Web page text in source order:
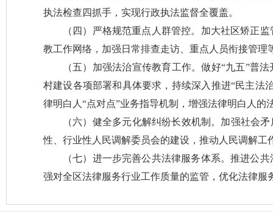
执法检查四抓手，实现行政执法监督全覆盖。
（四）严格规范重点人群管控。加大社区矫正
教工作网络，加强日常排查走访、重点人员衔接管
（五）加强法治宣传教育工作。做好“九五”普
村建设各项部署和具体要求，持续深入推进“民主法
律明白人“点对点”业务指导机制，增强法律明白人的
（六）健全多元化解纠纷长效机制。加强社会
性、行业性人民调解委员会的建设，推动人民调解工
（七）进一步完善公共法律服务体系。推进公
强对全区法律服务行业工作质量的监管，优化法律服